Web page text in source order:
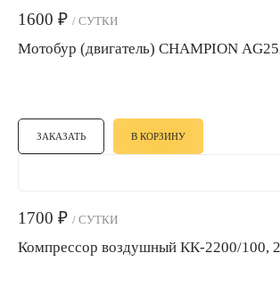
1600 ₽ / СУТКИ
Мотобур (двигатель) CHAMPION
ЗАКАЗАТЬ В КОРЗИНУ
1700 ₽ / СУТКИ
Компрессор воздушный КК-2200/100,